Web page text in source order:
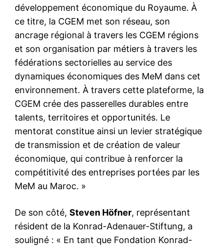
développement économique du Royaume. À
ce titre, la CGEM met son réseau, son
ancrage régional à travers les CGEM régions
et son organisation par métiers à travers les
fédérations sectorielles au service des
dynamiques économiques des MeM dans cet
environnement. À travers cette plateforme, la
CGEM crée des passerelles durables entre
talents, territoires et opportunités. Le
mentorat constitue ainsi un levier stratégique
de transmission et de création de valeur
économique, qui contribue à renforcer la
compétitivité des entreprises portées par les
MeM au Maroc. »
De son côté, Steven Höfner, représentant
résident de la Konrad-Adenauer-Stiftung, a
souligné : « En tant que Fondation Konrad-